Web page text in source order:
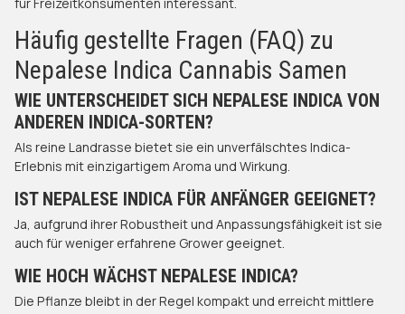
für Freizeitkonsumenten interessant.
Häufig gestellte Fragen (FAQ) zu
Nepalese Indica Cannabis Samen
WIE UNTERSCHEIDET SICH NEPALESE INDICA VON
ANDEREN INDICA-SORTEN?
Als reine Landrasse bietet sie ein unverfälschtes Indica-
Erlebnis mit einzigartigem Aroma und Wirkung.​
IST NEPALESE INDICA FÜR ANFÄNGER GEEIGNET?
Ja, aufgrund ihrer Robustheit und Anpassungsfähigkeit ist sie
auch für weniger erfahrene Grower geeignet.​
WIE HOCH WÄCHST NEPALESE INDICA?
Die Pflanze bleibt in der Regel kompakt und erreicht mittlere